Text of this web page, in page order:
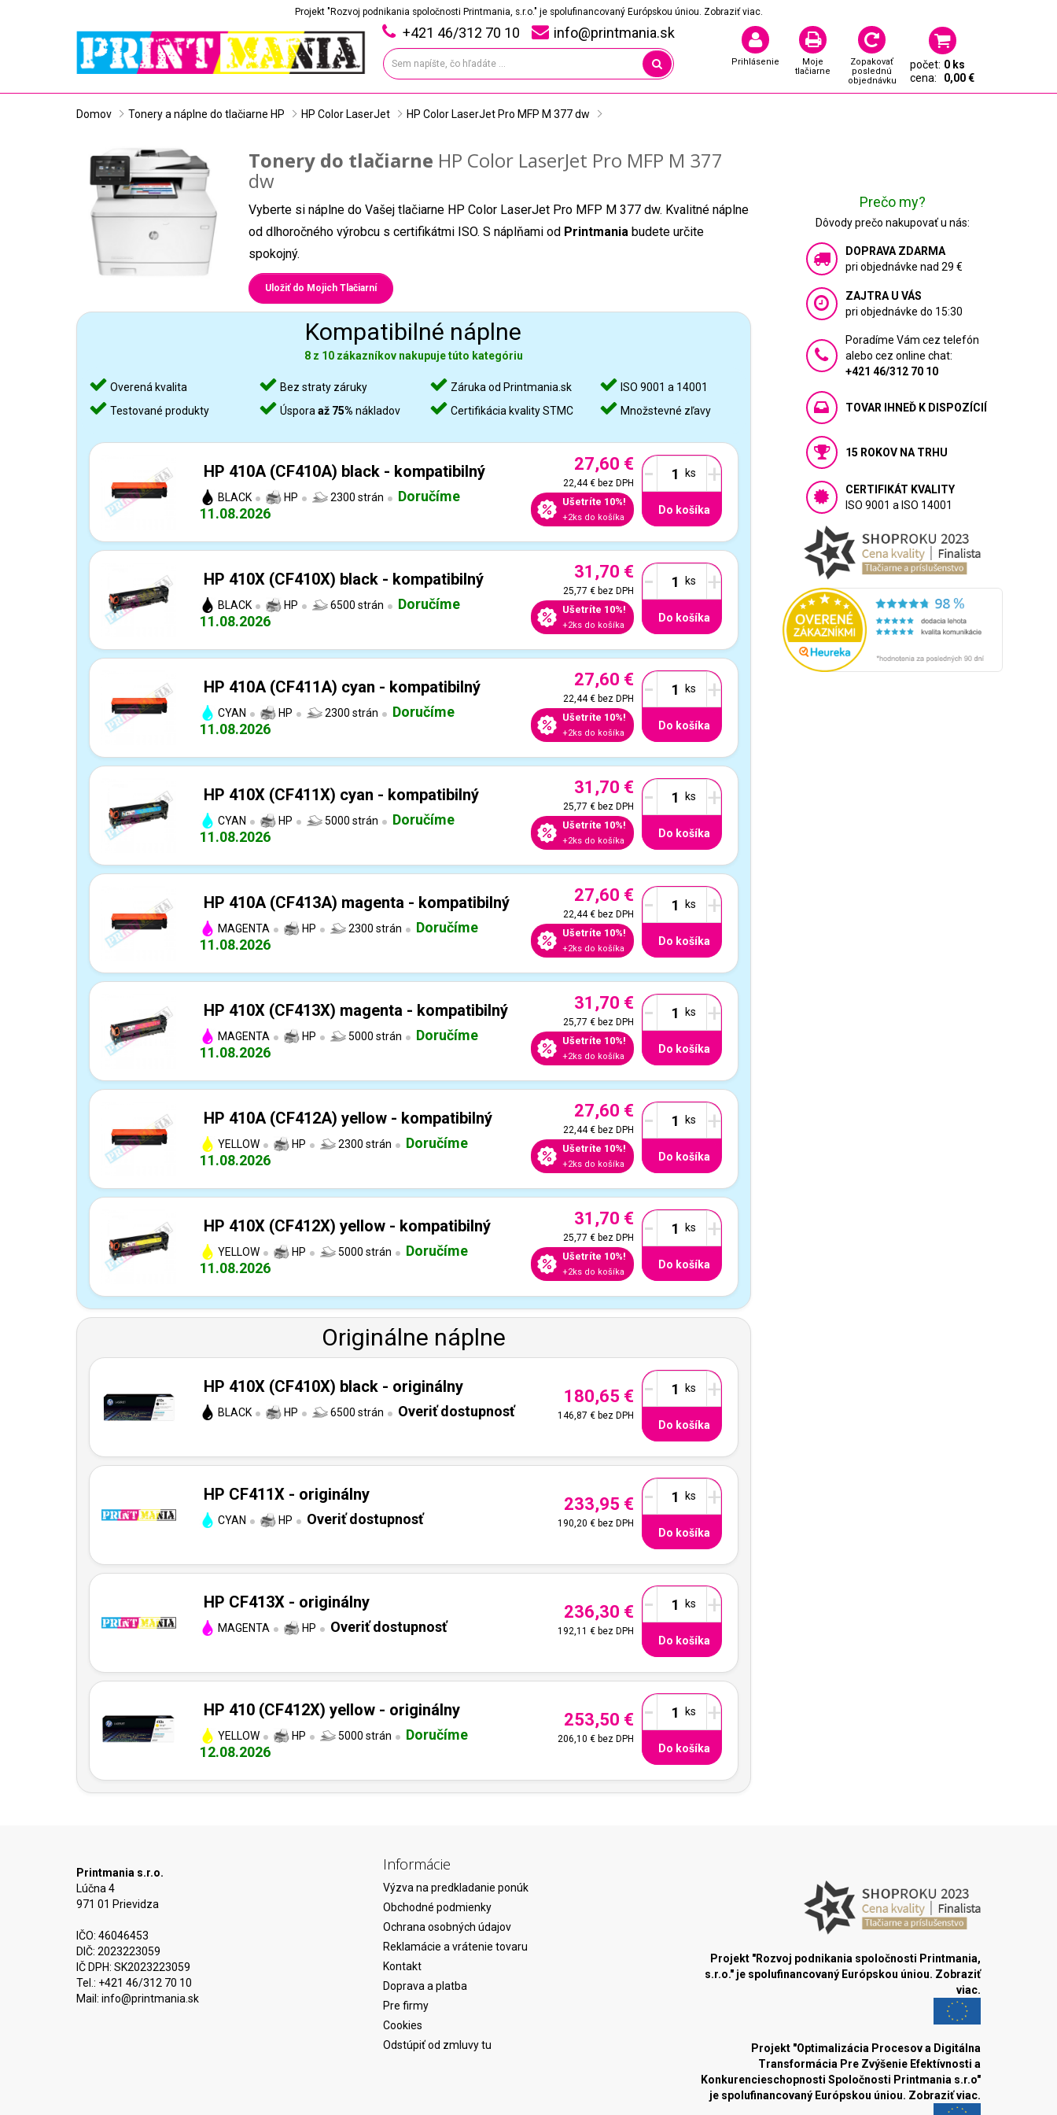
Projekt "Rozvoj podnikania spoločnosti Printmania, s.r.o." je spolufinancovaný Európskou úniou. Zobraziť viac.
+421 46/312 70 10 info@printmania.sk
Prihlásenie
Moje
tlačiarne
Zopakovať
poslednú
objednávku
počet: 0 ks
cena:
0,00 €
Domov Tonery a náplne do tlačiarne HP HP Color LaserJet HP Color LaserJet Pro MFP M 377 dw
Tonery do tlačiarne HP Color LaserJet Pro MFP M 377
dw
Vyberte si náplne do Vašej tlačiarne HP Color LaserJet Pro MFP M 377 dw. Kvalitné náplne
od dlhoročného výrobcu s certifikátmi ISO. S náplňami od Printmania budete určite
spokojný.
Uložiť do Mojich Tlačiarní
Kompatibilné náplne
8 z 10 zákazníkov nakupuje túto kategóriu
Overená kvalita
Testované produkty
Bez straty záruky
Úsporaaž 75% nákladov
Záruka od Printmania.sk
Certifikácia kvality STMC
ISO 9001 a 14001
Množstevné zľavy
HP 410A (CF410A) black - kompatibilný
BLACK HP 2300 strán
Doručíme
11.08.2026
27,60 €
22,44 €bez DPH
Ušetríte 10%!
+2ks do košíka
- +
Do košíka
HP 410X (CF410X) black - kompatibilný
BLACK HP 6500 strán
Doručíme
11.08.2026
31,70 €
25,77 €bez DPH
Ušetríte 10%!
+2ks do košíka
- +
Do košíka
HP 410A (CF411A) cyan - kompatibilný
CYAN HP 2300 strán
Doručíme
11.08.2026
27,60 €
22,44 €bez DPH
Ušetríte 10%!
+2ks do košíka
- +
Do košíka
HP 410X (CF411X) cyan - kompatibilný
CYAN HP 5000 strán
Doručíme
11.08.2026
31,70 €
25,77 €bez DPH
Ušetríte 10%!
+2ks do košíka
- +
Do košíka
HP 410A (CF413A) magenta - kompatibilný
MAGENTA HP 2300 strán
Doručíme
11.08.2026
27,60 €
22,44 €bez DPH
Ušetríte 10%!
+2ks do košíka
- +
Do košíka
HP 410X (CF413X) magenta - kompatibilný
MAGENTA HP 5000 strán
Doručíme
11.08.2026
31,70 €
25,77 €bez DPH
Ušetríte 10%!
+2ks do košíka
- +
Do košíka
HP 410A (CF412A) yellow - kompatibilný
YELLOW HP 2300 strán
Doručíme
11.08.2026
27,60 €
22,44 €bez DPH
Ušetríte 10%!
+2ks do košíka
- +
Do košíka
HP 410X (CF412X) yellow - kompatibilný
YELLOW HP 5000 strán
Doručíme
11.08.2026
31,70 €
25,77 €bez DPH
Ušetríte 10%!
+2ks do košíka
- +
Do košíka
Originálne náplne
HP 410X (CF410X) black - originálny
BLACK HP 6500 strán Overiť dostupnosť
180,65 €
146,87 €bez DPH
- +
Do košíka
HP CF411X - originálny
CYAN HP Overiť dostupnosť
233,95 €
190,20 €bez DPH
- +
Do košíka
HP CF413X - originálny
MAGENTA HP Overiť dostupnosť
236,30 €
192,11 €bez DPH
- +
Do košíka
HP 410 (CF412X) yellow - originálny
YELLOW HP 5000 strán
Doručíme
12.08.2026
253,50 €
206,10 €bez DPH
- +
Do košíka
Prečo my?
Dôvody prečo nakupovať u nás:
DOPRAVA ZDARMA
pri objednávke nad 29 €
ZAJTRA U VÁS
pri objednávke do 15:30
Poradíme Vám cez telefón
alebo cez online chat:
+421 46/312 70 10
TOVAR IHNEĎ K DISPOZÍCIÍ
15 ROKOV NA TRHU
CERTIFIKÁT KVALITY
ISO 9001 a ISO 14001
Printmania s.r.o.
Lúčna 4
971 01 Prievidza
IČO: 46046453
DIČ: 2023223059
IČ DPH: SK2023223059
Tel.: +421 46/312 70 10
Mail: info@printmania.sk
Informácie
Výzva na predkladanie ponúk
Obchodné podmienky
Ochrana osobných údajov
Reklamácie a vrátenie tovaru
Kontakt
Doprava a platba
Pre firmy
Cookies
Odstúpiť od zmluvy tu
Projekt "Rozvoj podnikania spoločnosti Printmania,
s.r.o." je spolufinancovaný Európskou úniou. Zobraziť
viac.
Projekt "Optimalizácia Procesov a Digitálna
Transformácia Pre Zvýšenie Efektívnosti a
Konkurencieschopnosti Spoločnosti Printmania s.r.o"
je spolufinancovaný Európskou úniou. Zobraziť viac.